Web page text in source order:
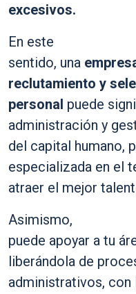
excesivos.
En este
sentido, una
reclutamiento y
personal puede
administración y
del capital humano,
especializada en el
atraer el mejor
Asimismo,
puede apoyar a tu
liberándola de
administrativos, con